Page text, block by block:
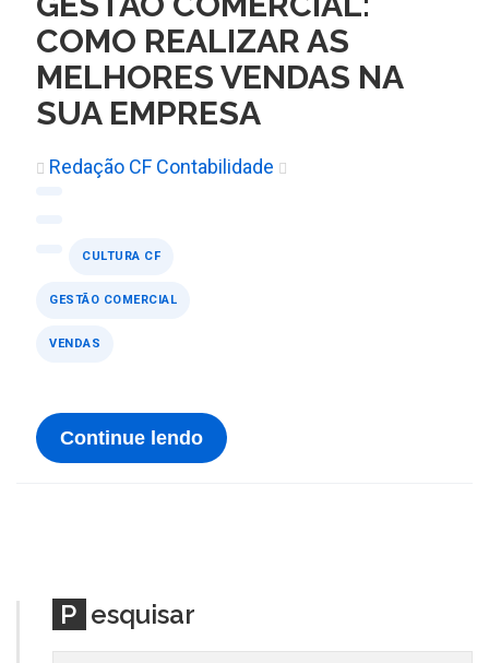
COMO REALIZAR AS
MELHORES VENDAS NA
SUA EMPRESA
Redação CF Contabilidade
CULTURA CF
GESTÃO COMERCIAL
VENDAS
Continue lendo
P esquisar